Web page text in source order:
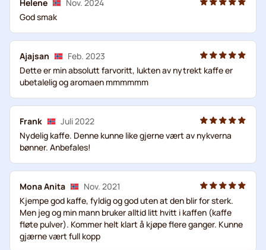
Helene
Nov. 2024
God smak
Ajajsan
Feb. 2023
Dette er min absolutt farvoritt, lukten av nytrekt kaffe er
ubetalelig og aromaen mmmmmm
Frank
Juli 2022
Nydelig kaffe. Denne kunne like gjerne vært av nykverna
bønner. Anbefales!
Mona Anita
Nov. 2021
Kjempe god kaffe, fyldig og god uten at den blir for sterk.
Men jeg og min mann bruker alltid litt hvitt i kaffen (kaffe
fløte pulver). Kommer helt klart å kjøpe flere ganger. Kunne
gjærne vært full kopp